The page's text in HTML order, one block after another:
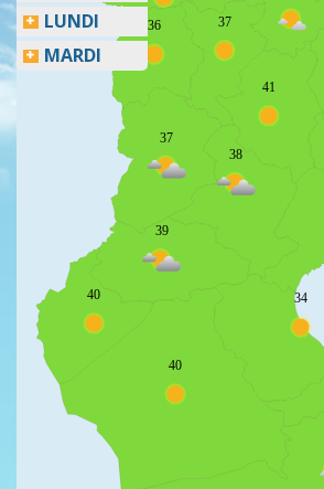
37
36
41
37
38
34
39
40
40
LUNDI
MARDI